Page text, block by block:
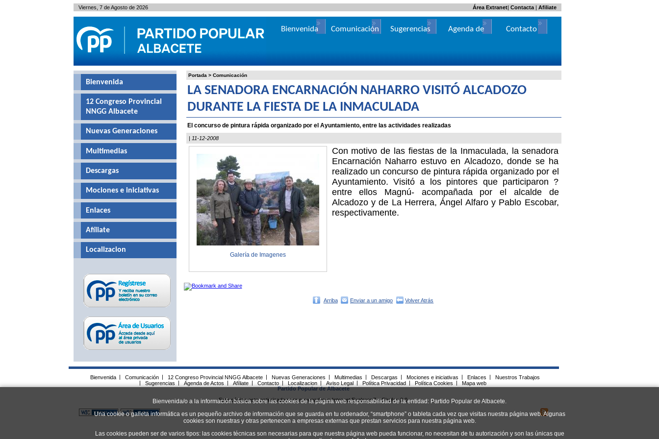
Bienvenida/o a la información básica sobre las cookies de la página web responsabilidad de la entidad: Partido Popular de Albacete.
Una cookie o galleta informática es un pequeño archivo de información que se guarda en tu ordenador, “smartphone” o tableta cada vez que visitas nuestra página web. Algunas
cookies son nuestras y otras pertenecen a empresas externas que prestan servicios para nuestra página web.
Las cookies pueden ser de varios tipos: las cookies técnicas son necesarias para que nuestra página web pueda funcionar, no necesitan de tu autorización y son las únicas que
Portada > Comunicación
LA SENADORA ENCARNACIÓN NAHARRO VISITÓ ALCADOZO
DURANTE LA FIESTA DE LA INMACULADA
El concurso de pintura rápida organizado por el Ayuntamiento, entre las actividades realizadas
| 11-12-2008
Galería de Imagenes
Con motivo de las fiestas de la Inmaculada, la senadora
Encarnación Naharro estuvo en Alcadozo, donde se ha
realizado un concurso de pintura rápida organizado por el
Ayuntamiento. Visitó a los pintores que participaron ?
entre ellos Magnú- acompañada por el alcalde de
Alcadozo y de La Herrera, Ángel Alfaro y Pablo Escobar,
respectivamente.
Arriba Enviar a un amigo Volver Atrás
Bienvenida
12 Congreso Provincial
NNGG Albacete
Nuevas Generaciones
Multimedias
Descargas
Mociones e iniciativas
Enlaces
Afíliate
Localizacion
Viernes, 7 de Agosto de 2026 | Contacta| Afiliate
Área Extranet
Bienvenida Comunicación Sugerencias
Agenda de
Contacto
Bienvenida Comunicación 12 Congreso Provincial NNGG Albacete Nuevas Generaciones Multimedias Descargas Mociones e iniciativas Enlaces
Nuestros Trabajos
Sugerencias Agenda de Actos Afíliate Contacto Localizacion Aviso Legal Política Privacidad Política Cookies
Mapa web
Partido Popular de Albacete
Esta página esta optimizada para navegadores Internet Explorer 7 y Firefox 3.0.